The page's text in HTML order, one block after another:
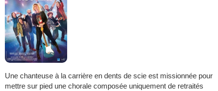
Une chanteuse à la carrière en dents de scie est missionnée pour
mettre sur pied une chorale composée uniquement de retraités